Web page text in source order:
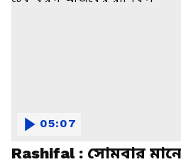
Rashifal : সোমবার
05:07